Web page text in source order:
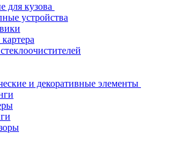
для кузова
устройства
и декоративные элементы